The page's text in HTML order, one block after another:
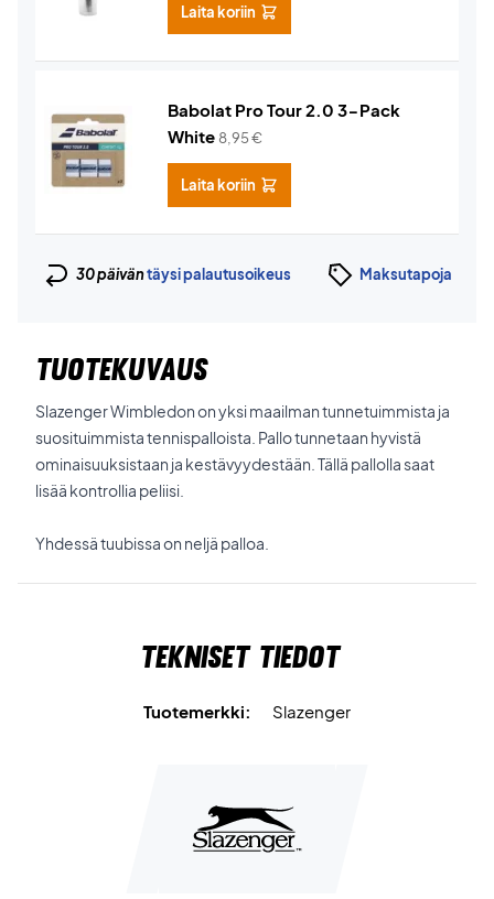
Laita koriin
Babolat Pro Tour 2.0 3-Pack
White 8,95€
Laita koriin
30 päiväntäysi palautusoikeus Maksutapoja
TUOTEKUVAUS
Slazenger Wimbledon on yksi maailman tunnetuimmista ja
suosituimmista tennispalloista. Pallo tunnetaan hyvistä
ominaisuuksistaan ja kestävyydestään. Tällä pallolla saat
lisää kontrollia peliisi.
Yhdessä tuubissa on neljä palloa.
Tekniset tiedot
Tuotemerkki: Slazenger